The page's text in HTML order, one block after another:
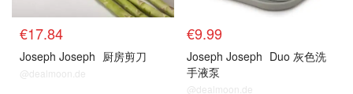
€17.84
Joseph Joseph 厨房剪刀
@dealmoon.de
€9.99
Joseph Joseph Duo 灰色洗
手液泵
@dealmoon.de